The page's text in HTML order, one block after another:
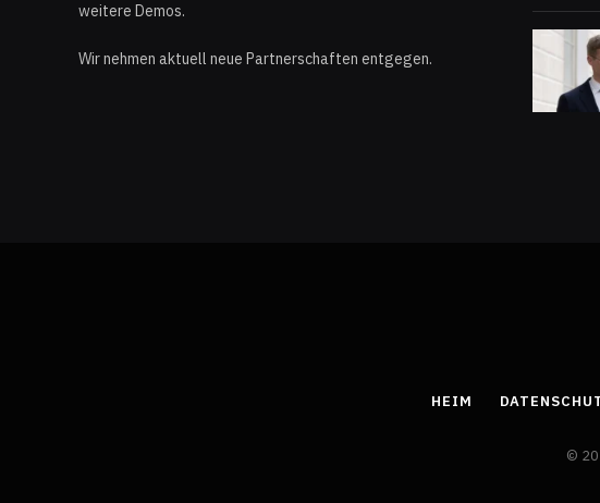
weitere Demos.
Wir nehmen aktuell neue Partnerschaften entgegen.
HEIM
©